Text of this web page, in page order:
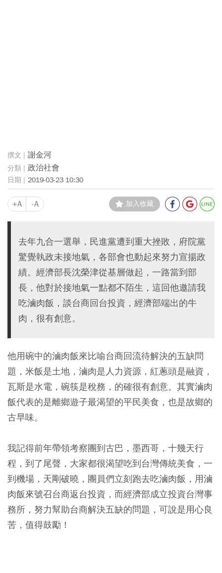
謝金河
政治社會
2019-03-23 10:30
+A -A 加入收藏
去年九合一選舉，民進黨遭到重大挫敗，府院黨
驚覺執政未接地氣，各部會也動起來努力宣揚政
績。經濟部長沈榮津從基層做起，一路當到部
長，他對於接地氣一點都不陌生，這回他邀請我
吃滷肉飯，談台商回台投資，經濟部端出的牛
肉，很有創意。
他用碗中的滷肉飯來比喻台商回流待解決的五缺問
題，米飯是土地，滷肉是人力資源，紅蔥頭是融資，
瓦斯是水電，碗筷是稅務，的確很有創意。其實滷肉
飯代表的是離鄉遊子最渴望的平民美食，也是故鄉的
古早味。
我記得前年帶領考察團到古巴，墨西哥，十幾天行
程，到了尾聲，大家都很渴望吃到台灣傳統美食，一
到機場，天剛破曉，團員們立刻跑去吃滷肉飯，用滷
肉飯來號召台商返台投資，而經濟部成立投資台灣事
務所，努力幫助台商解決五缺的問題，可說是用心良
苦，值得鼓勵！